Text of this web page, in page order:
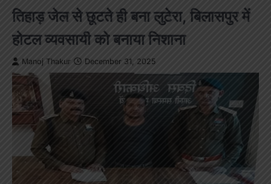
तिहाड़ जेल से छूटते ही बना लुटेरा, बिलासपुर में
होटल व्यवसायी को बनाया निशाना
Manoj Thakur December 31, 2025